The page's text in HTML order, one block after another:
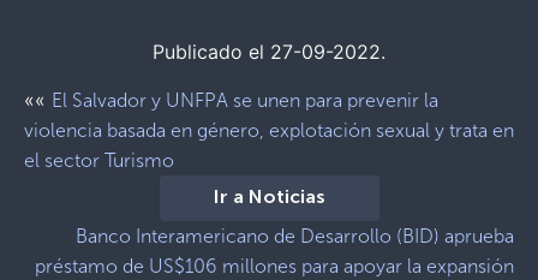
Publicado el 27-09-2022.
«« El Salvador y UNFPA se unen para prevenir la
violencia basada en género, explotación sexual y trata en
el sector Turismo
Ir a Noticias
Banco Interamericano de Desarrollo (BID) aprueba
préstamo de US$106 millones para apoyar la expansión